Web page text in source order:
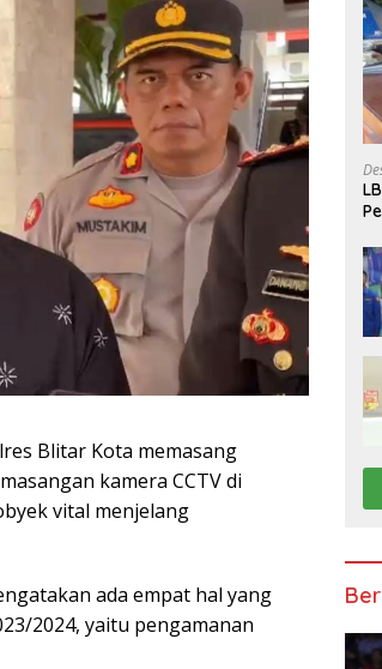
Blitar Kota memasang
kamera CCTV di
vital menjelang
ada empat hal yang
2024, yaitu pengamanan